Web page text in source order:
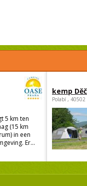
5 km ten
(15 km
in een
Er...
kemp
Polabí ,